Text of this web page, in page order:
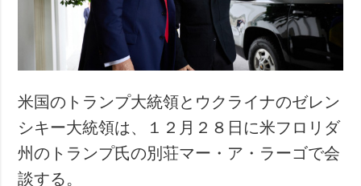
事故・緊急事態
特集
インタビュー
写真
動画
サービス
購読
フォトバンク
米国のトランプ大統領とウクライナのゼレン
シキー大統領は、１２月２８日に米フロリダ
州のトランプ氏の別荘マー・ア・ラーゴで会
談する。